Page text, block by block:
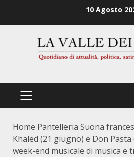
10 Agosto
PRIMÄRES
Home Pantelleria Suona
Khaled (21 giugno) e Don
week-end musicale di musica e